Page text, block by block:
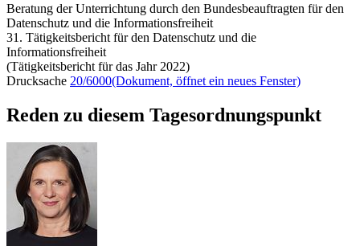
Beratung der Unterrichtung durch den Bundesbeauftragten für den
Datenschutz und die Informationsfreiheit
31. Tätigkeitsbericht für den Datenschutz und die
Informationsfreiheit
(Tätigkeitsbericht für das Jahr 2022)
Drucksache 20/6000(Dokument, öffnet ein neues Fenster)
Reden zu diesem Tagesordnungspunkt